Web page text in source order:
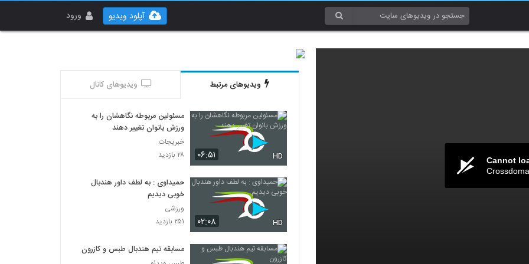
ورود آپلود ویدیو
Cannot
ویدیوهای مرتبط ویدیوهای کانال
۰۶:۵۱ HD
مسئولین مربوطه نگاهشان را به
ورزش بانوان تغییر دهند
خبریجات
۲۸ بازدید
۰۲:۰۸ HD
حمیداوی : به لطف داور هندبال
خوبی دیدیم
ورزشی
۲۵۱ بازدید
مسابقه تيم هندبال طبس و کازرون